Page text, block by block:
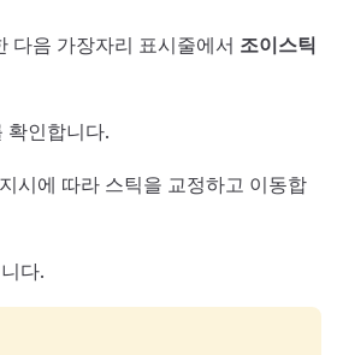
다음 가장자리 표시줄에서 조이스틱
확인합니다.
시에 따라 스틱을 교정하고 이동합
다.